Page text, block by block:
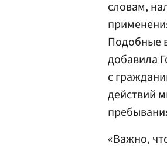
словам,
Подобные
добавила
с
действий
«Важно,